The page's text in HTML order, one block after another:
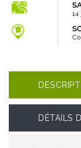
DÉTAILS